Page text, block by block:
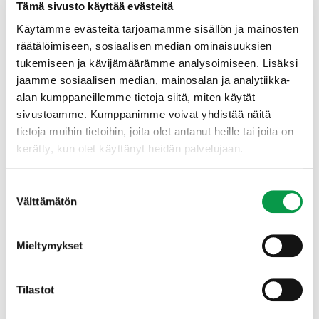
Tämä sivusto käyttää evästeitä
Käytämme evästeitä tarjoamamme sisällön ja mainosten
räätälöimiseen, sosiaalisen median ominaisuuksien
tukemiseen ja kävijämäärämme analysoimiseen. Lisäksi
jaamme sosiaalisen median, mainosalan ja analytiikka-
alan kumppaneillemme tietoja siitä, miten käytät
sivustoamme. Kumppanimme voivat yhdistää näitä
tietoja muihin tietoihin, joita olet antanut heille tai joita on
kerätty, kun olet käyttänyt heidän palvelujaan.
valinta
Välttämätön
Mieltymykset
Tilastot
metsikkösiemenestä vai tietystä siemenviljelyksestä.
0 / 600 merkkien enimmäismäärästä
Voit myös pyytää tarjouksen ottamalla yhteyttä
asiantuntijoihimme.